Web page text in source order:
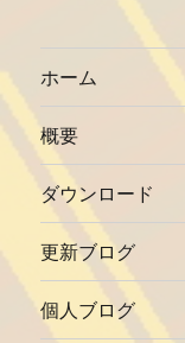
ホーム
概要
ダウンロード
更新ブログ
個人ブログ